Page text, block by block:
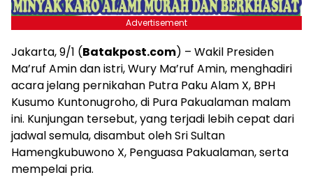
Advertisement
Jakarta, 9/1 (Batakpost.com) – Wakil Presiden
Ma’ruf Amin dan istri, Wury Ma’ruf Amin, menghadiri
acara jelang pernikahan Putra Paku Alam X, BPH
Kusumo Kuntonugroho, di Pura Pakualaman malam
ini. Kunjungan tersebut, yang terjadi lebih cepat dari
jadwal semula, disambut oleh Sri Sultan
Hamengkubuwono X, Penguasa Pakualaman, serta
mempelai pria.